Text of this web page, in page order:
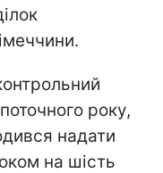
року,
надати
на шість